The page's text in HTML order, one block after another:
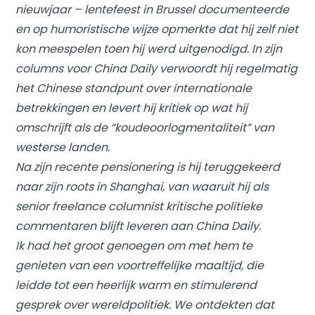
nieuwjaar – lentefeest in Brussel documenteerde
en op humoristische wijze opmerkte dat hij zelf niet
kon meespelen toen hij werd uitgenodigd. In zijn
columns voor China Daily verwoordt hij regelmatig
het Chinese standpunt over internationale
betrekkingen en levert hij kritiek op wat hij
omschrijft als de “koudeoorlogmentaliteit” van
westerse landen.
Na zijn recente pensionering is hij teruggekeerd
naar zijn roots in Shanghai, van waaruit hij als
senior freelance columnist kritische politieke
commentaren blijft leveren aan China Daily.
Ik had het groot genoegen om met hem te
genieten van een voortreffelijke maaltijd, die
leidde tot een heerlijk warm en stimulerend
gesprek over wereldpolitiek. We ontdekten dat